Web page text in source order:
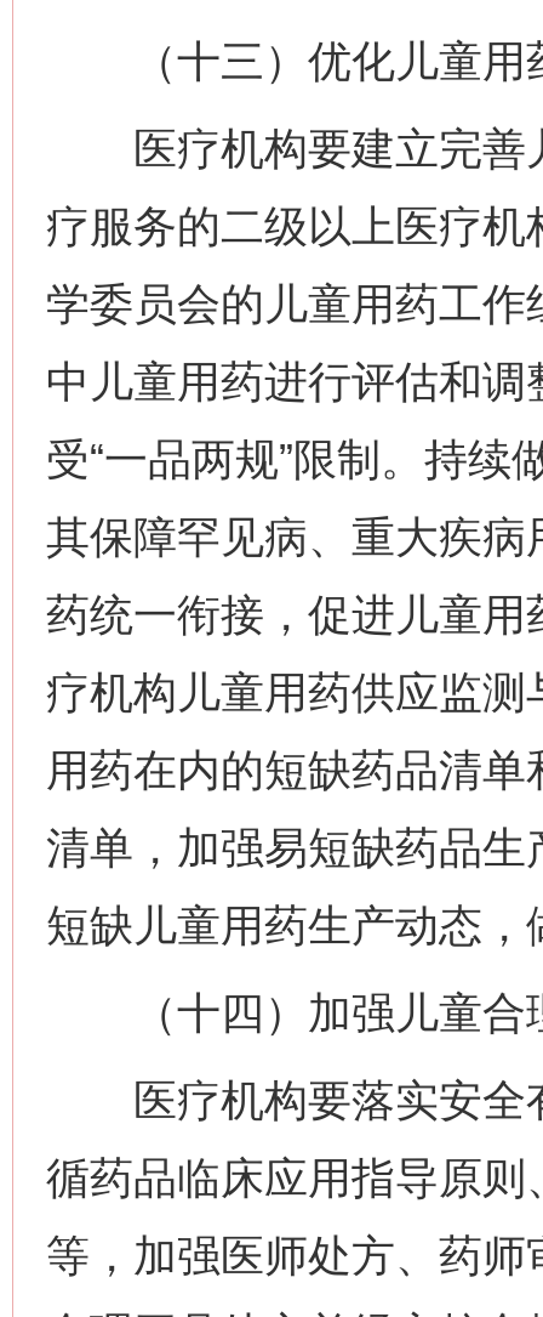
（十三）优化儿童用
医疗机构要建立完善
疗服务的二级以上医疗
学委员会的儿童用药工
中儿童用药进行评估和
受“一品两规”限制。持
其保障罕见病、重大疾
药统一衔接，促进儿童
疗机构儿童用药供应监
用药在内的短缺药品清
清单，加强易短缺药品
短缺儿童用药生产动态，
（十四）加强儿童合
医疗机构要落实安全
循药品临床应用指导原
等，加强医师处方、药